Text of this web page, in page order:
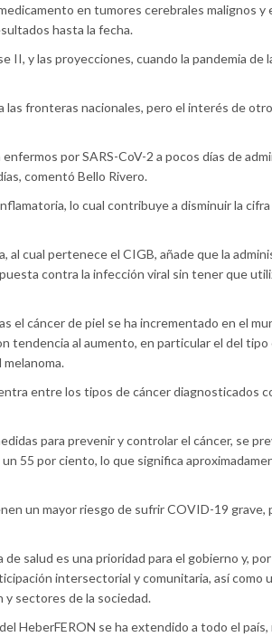
en tumores cerebrales malignos y
hasta la fecha.
II, y las proyecciones, cuando la pandemia de
las fronteras nacionales, pero el interés de
por SARS-CoV-2 a pocos días de
comentó Bello Rivero.
lo cual contribuye a disminuir la
al cual pertenece el CIGB, añade que la
contra la infección viral sin tener que
el cáncer de piel se ha incrementado en el
tendencia al aumento, en particular el del tipo
entre los tipos de cáncer diagnosticados
para prevenir y controlar el cáncer, se
55 por ciento, lo que significa
un mayor riesgo de sufrir COVID-19 grave,
salud es una prioridad para el gobierno y,
intersectorial y comunitaria, así como
sectores de la sociedad.
HeberFERON se ha extendido a todo el